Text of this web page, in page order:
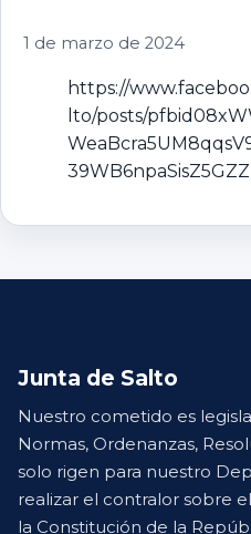
1 de marzo de 2024
https://
lto/posts/
Junta de Salto
Nuestro cometido es
Normas, Ordenanzas,
solo rigen para nuestro
realizar el contralor sobre
la Constitución de la